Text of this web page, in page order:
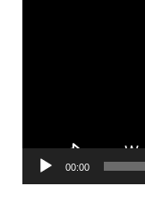
00:00